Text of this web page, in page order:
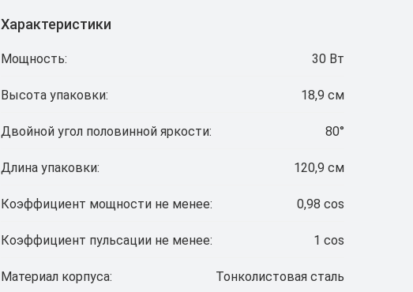
Характеристики
Мощность: 30 Вт
Высота упаковки: 18,9 см
Двойной угол половинной яркости: 80°
Длина упаковки: 120,9 см
Коэффициент мощности не менее: 0,98 cos
Коэффициент пульсации не менее: 1 cos
Материал корпуса: Тонколистовая сталь